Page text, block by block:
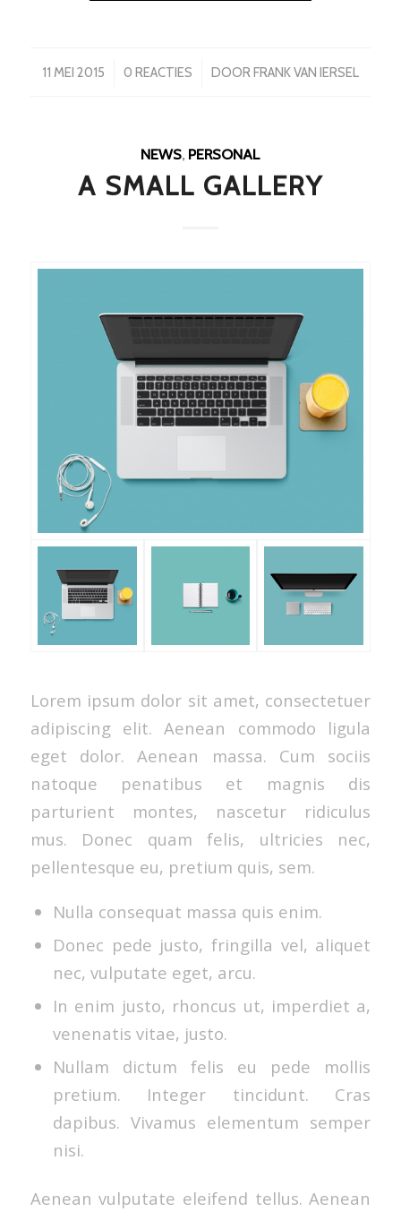
11 MEI 2015
/ 0 REACTIES
/ DOORFRANK VAN IERSEL
NEWS, PERSONAL
A SMALL GALLERY
Lorem ipsum dolor sit amet, consectetuer
adipiscing elit. Aenean commodo ligula
eget dolor. Aenean massa. Cum sociis
natoque penatibus et magnis dis
parturient montes, nascetur ridiculus
mus. Donec quam felis, ultricies nec,
pellentesque eu, pretium quis, sem.
Nulla consequat massa quis enim.
Donec pede justo, fringilla vel, aliquet
nec, vulputate eget, arcu.
In enim justo, rhoncus ut, imperdiet a,
venenatis vitae, justo.
Nullam dictum felis eu pede mollis
pretium. Integer tincidunt. Cras
dapibus. Vivamus elementum semper
nisi.
Aenean vulputate eleifend tellus. Aenean